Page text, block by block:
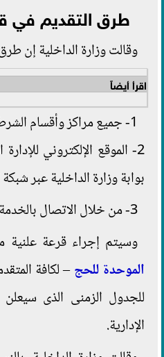
طرق التقديم في
وقالت وزارة الداخلية إن
اقرأ أيضاً
1- جميع مراكز وأقسام الشرطة بكافة مديريات الأمن
2- الموقع الإلكتروني
بوابة وزارة الداخلية عبر
3- من خلال الاتصال بالخدمة الصوتية المخصصة
وسيتم إجراء قرعة
الموحدة للحج– لكافة
للجدول الزمنى الذى سيعلن
الإدارية.